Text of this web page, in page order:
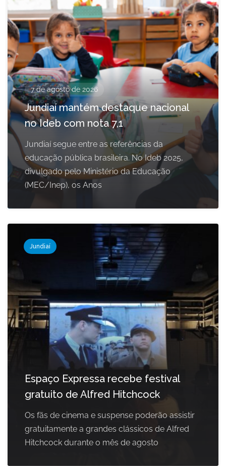
7 de agosto de 2026
Jundiaí mantém destaque nacional
no Ideb com nota 7,1
Jundiaí segue entre as referências da
educação pública brasileira. No Ideb 2025,
divulgado pelo Ministério da Educação
(MEC/Inep), os Anos
Jundiaí
Espaço Expressa recebe festival
gratuito de Alfred Hitchcock
Os fãs de cinema e suspense poderão assistir
gratuitamente a grandes clássicos de Alfred
Hitchcock durante o mês de agosto